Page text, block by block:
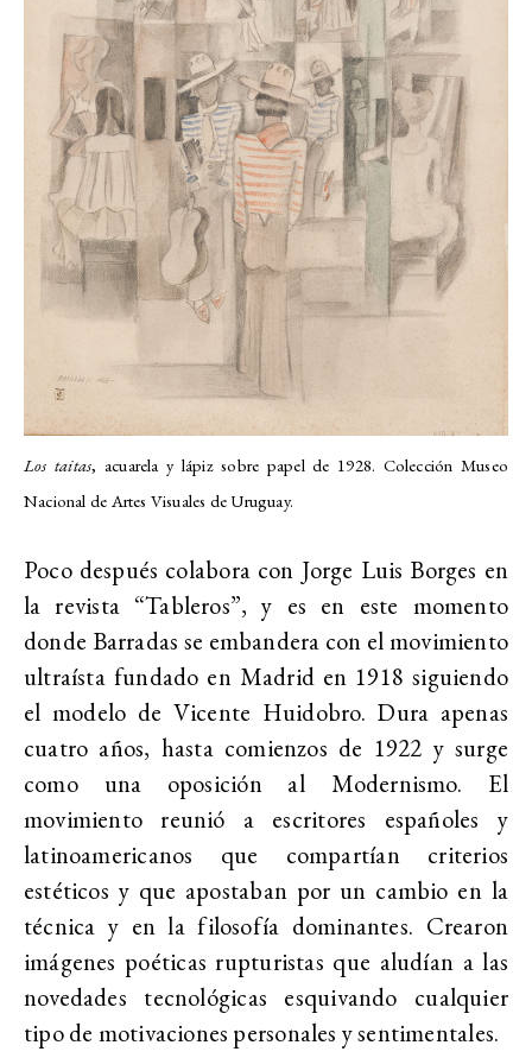
Los taitas, acuarela y lápiz sobre papel de 1928. Colección Museo
Nacional de Artes Visuales de Uruguay.
Poco después colabora con Jorge Luis Borges en
la revista “Tableros”, y es en este momento
donde Barradas se embandera con el movimiento
ultraísta fundado en Madrid en 1918 siguiendo
el modelo de Vicente Huidobro. Dura apenas
cuatro años, hasta comienzos de 1922 y surge
como una oposición al Modernismo. El
movimiento reunió a escritores españoles y
latinoamericanos que compartían criterios
estéticos y que apostaban por un cambio en la
técnica y en la filosofía dominantes. Crearon
imágenes poéticas rupturistas que aludían a las
novedades tecnológicas esquivando cualquier
tipo de motivaciones personales y sentimentales.